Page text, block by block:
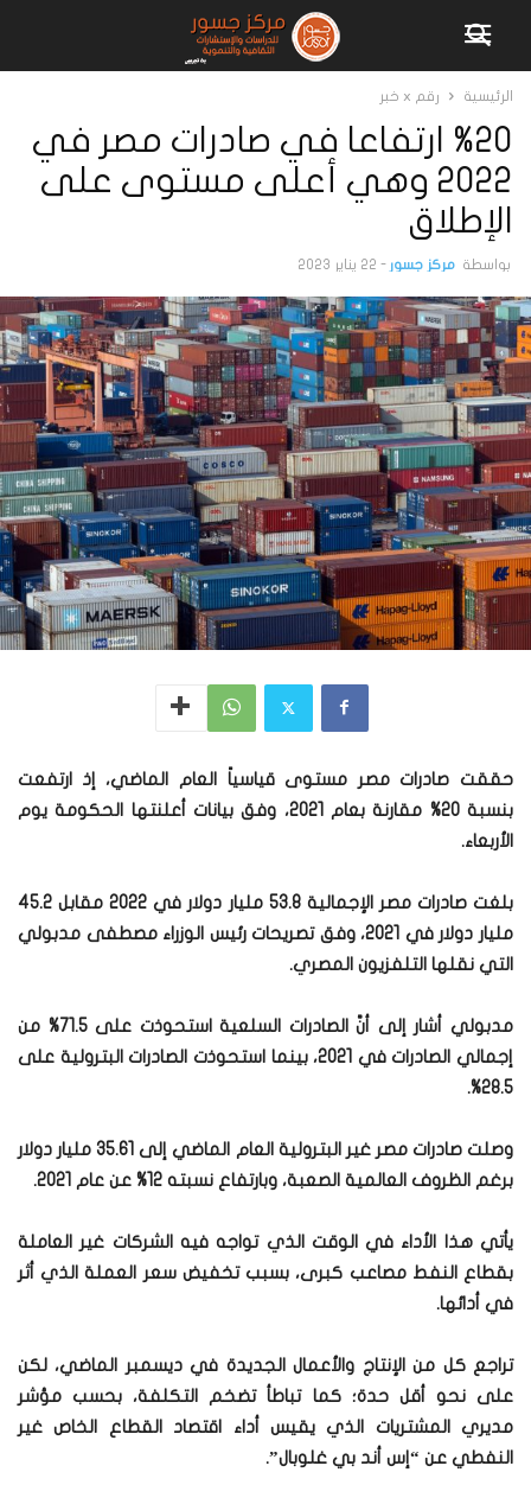
الرئيسية رقم x خبر
%20 ارتفاعا في صادرات مصر في
2022 وهي أعلى مستوى على
الإطلاق
بواسطة مركز جسور - 22 يناير 2023
حققت صادرات مصر مستوى قياسياً العام الماضي، إذ ارتفعت
بنسبة 20% مقارنة بعام 2021، وفق بيانات أعلنتها الحكومة يوم
الأربعاء.
بلغت صادرات مصر الإجمالية 53.8 مليار دولار في 2022 مقابل 45.2
مليار دولار في 2021، وفق تصريحات رئيس الوزراء مصطفى مدبولي
التي نقلها التلفزيون المصري.
مدبولي أشار إلى أنَّ الصادرات السلعية استحوذت على 71.5% من
إجمالي الصادرات في 2021، بينما استحوذت الصادرات البترولية على
28.5%.
وصلت صادرات مصر غير البترولية العام الماضي إلى 35.61 مليار دولار
برغم الظروف العالمية الصعبة، وبارتفاع نسبته 12% عن عام 2021.
يأتي هذا الأداء في الوقت الذي تواجه فيه الشركات غير العاملة
بقطاع النفط مصاعب كبرى، بسبب تخفيض سعر العملة الذي أثر
في أدائها.
تراجع كل من الإنتاج والأعمال الجديدة في ديسمبر الماضي، لكن
على نحو أقل حدة؛ كما تباطأ تضخم التكلفة، بحسب مؤشر
مديري المشتريات الذي يقيس أداء اقتصاد القطاع الخاص غير
النفطي عن “إس أند بي غلوبال”.